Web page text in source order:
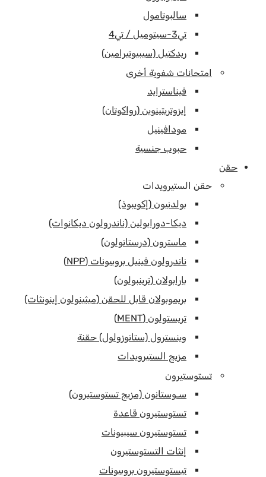
سالبوتامول
تي3-سيتوميل / تي4
ريدكتيل (سيبيوتيرامين)
امتحانات شفوية أخرى
فيناسترايد
إيزوتريتينوين (رواكوتان)
مودافينيل
حبوب جنسية
حقن
حقن الستيرويدات
بولدنيون (إكويبوذ)
ديكا-دورابولين (ناندرولون ديكانوات)
ماسترون (درستانولون)
ناندرولون فينيل بروبيونات (NPP)
بارابولان (ترينبولون)
بريموبولان قابل للحقن (ميثينولون إينونثات)
تريستولون (MENT)
وينسترول (ستانوزولول) حقنة
مزيج الستيرويدات
تستوستيرون
سـوستانون (مزيج تستوستيرون)
تستوستيرون قاعدة
تستوستيرون سيبيونات
إنثات التستوستيرون
تيستوستيرون بروبيونات